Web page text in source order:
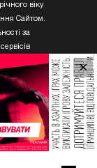
віку
Сайтом.
за
віку.
не можуть
×